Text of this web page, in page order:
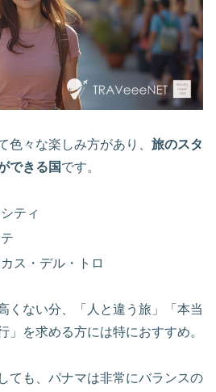
色々な楽しみ方があり、 旅のスタ
できる国です。
ティ
ス・デル・トロ
くない分、「人と違う旅」「本当
」を求める方には特におすすめ。
ても、パナマは非常にバランスの